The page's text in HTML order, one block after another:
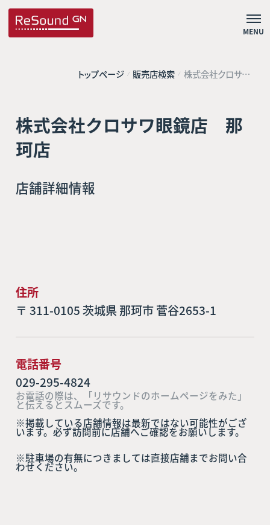
MENU
トップページ 販売店検索 株式会社クロサワ
眼鏡店 那珂店
株式会社クロサワ眼鏡店 那
珂店
店舗詳細情報
住所
〒 311-0105 茨城県 那珂市 菅谷2653-1
電話番号
029-295-4824
お電話の際は、「リサウンドのホームページをみた」
と伝えるとスムーズです。
※掲載している店舗情報は最新ではない可能性がござ
います。必ず訪問前に店舗へご確認をお願いします。
※駐車場の有無につきましては直接店舗までお問い合
わせください。